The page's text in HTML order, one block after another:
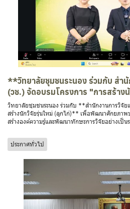
**วิทยาลัยชุมชนระนอง ร่วมกับ สำ
(วช.) จัดอบรมโครงการ "การสร้า
วิทยาลัยชุมชนระนอง ร่วมกับ **สำนักงานการวิจั
สร้างนักวิจัยรุ่นใหม่ (ลูกไก่)** เพื่อพัฒนาศักยภาพบุ
สร้างองค์ความรู้และพัฒนาทักษะการวิจัยอย่างเป็
ประกาศทั่วไป